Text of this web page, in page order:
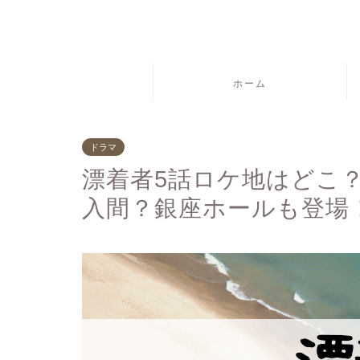
ホーム
ドラマ
漂着者5話ロケ地はどこ
入間？銀座ホールも登場